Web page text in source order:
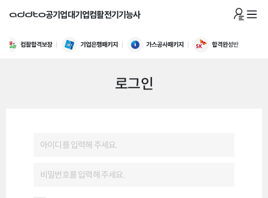
공기업대기업컴활전기기능사
로그인